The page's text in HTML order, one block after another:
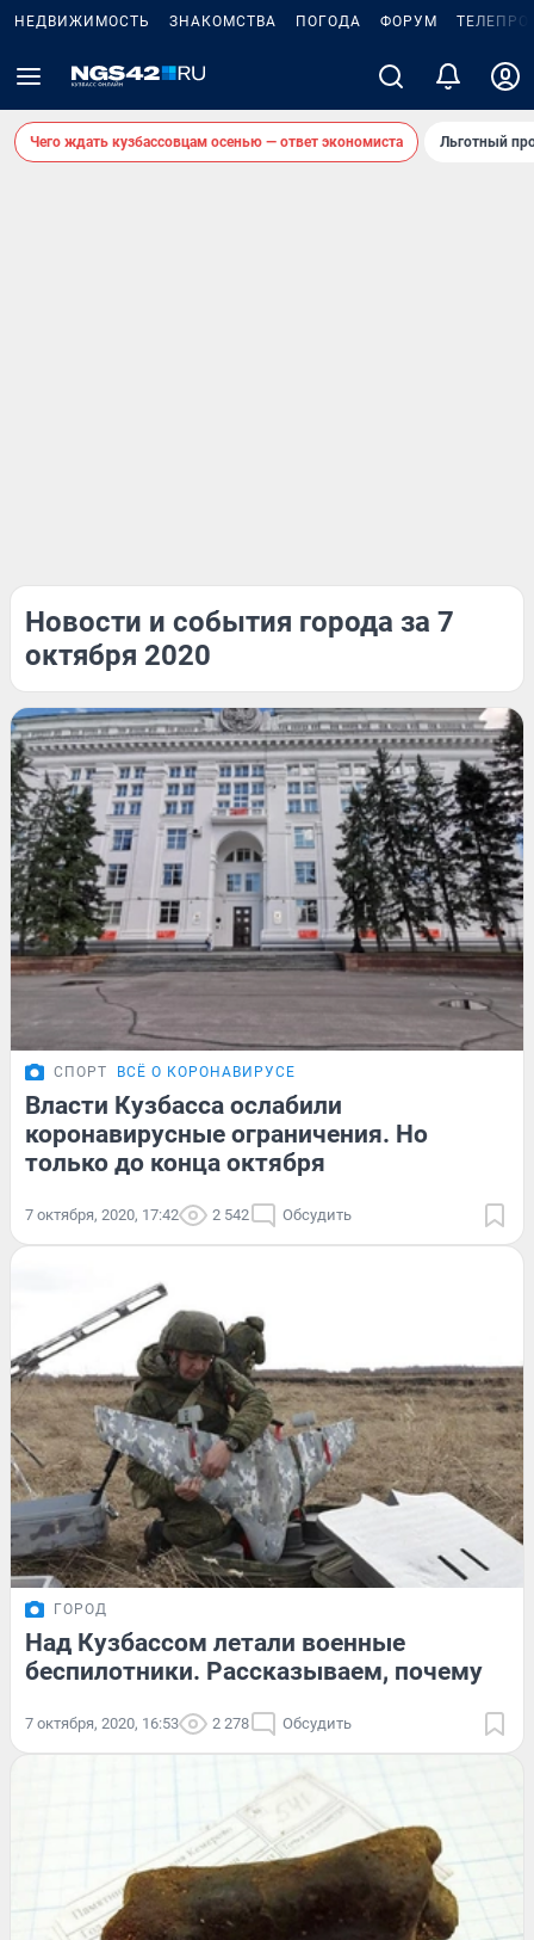
НЕДВИЖИМОСТЬ ЗНАКОМСТВА ПОГОДА ФОРУМ
Чего ждать кузбассовцам осенью — ответ экономиста Льготный
Новости и события города за 7
октября 2020
СПОРТ ВСЁ О КОРОНАВИРУСЕ
Власти Кузбасса ослабили
коронавирусные ограничения. Но
только до конца октября
7 октября, 2020, 17:42 2 542 Обсудить
ГОРОД
Над Кузбассом летали военные
беспилотники. Рассказываем, почему
7 октября, 2020, 16:53 2 278 Обсудить